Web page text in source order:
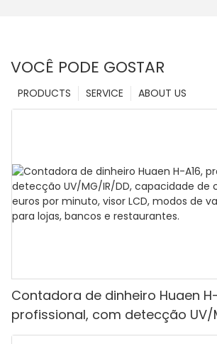
VOCÊ PODE GOSTAR
ABOUT US
SERVICE
PRODUCTS
Contadora de dinheiro Huaen H-
profissional, com detecção UV/
capacidade de contagem de